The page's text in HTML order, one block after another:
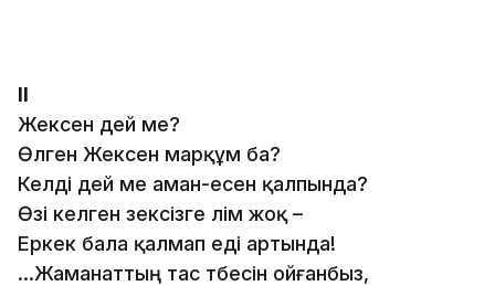
II
Жексен дей ме?
Өлген Жексен марқұм ба?
Келді дей ме аман-есен қалпында?
Өзі келген өзексізге өлім жоқ –
Еркек бала қалмап еді артында!
…Жаманаттың тас төбесін ойғанбыз,